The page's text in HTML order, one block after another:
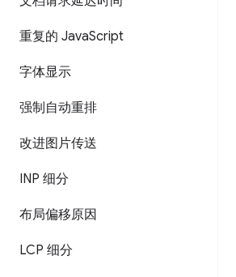
重复的 JavaScript
字体显示
强制自动重排
改进图片传送
INP 细分
布局偏移原因
LCP 细分